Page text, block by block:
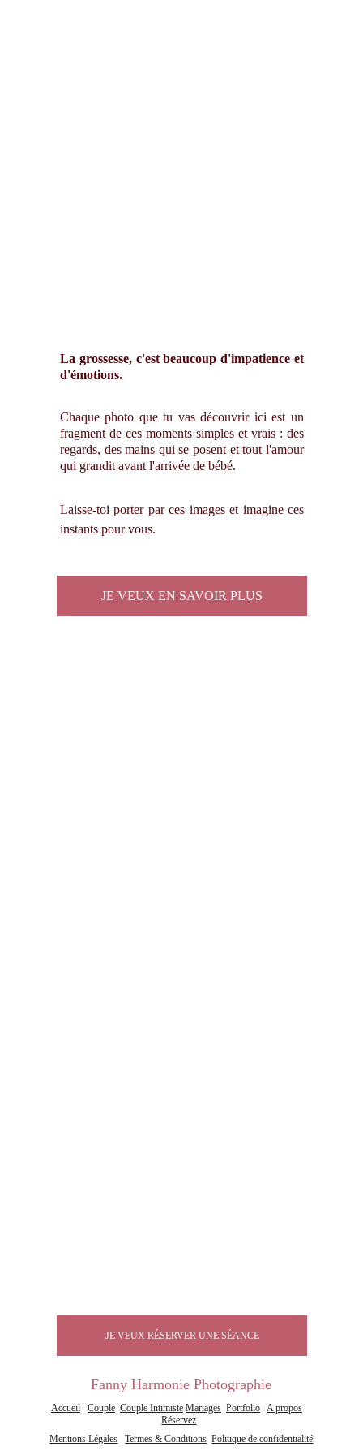
La grossesse, c'est beaucoup d'impatience et
d'émotions.
Chaque photo que tu vas découvrir ici est un
fragment de ces moments simples et vrais : des
regards, des mains qui se posent et tout l'amour
qui grandit avant l'arrivée de bébé.
Laisse-toi porter par ces images et imagine ces
instants pour vous.
JE VEUX EN SAVOIR PLUS
JE VEUX RÉSERVER UNE SÉANCE
Fanny Harmonie Photographie
Accueil Couple Couple Intimiste Mariages Portfolio A propos
Réservez
Mentions Légales
Termes & Conditions Politique de confidentialité